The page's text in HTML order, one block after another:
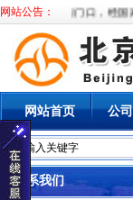
网站公告：
石景山区衙门口，经国
网站首页 公
联系我们